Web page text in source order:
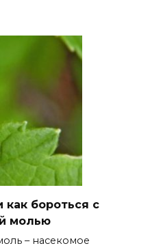
как бороться с
молью
– насекомое